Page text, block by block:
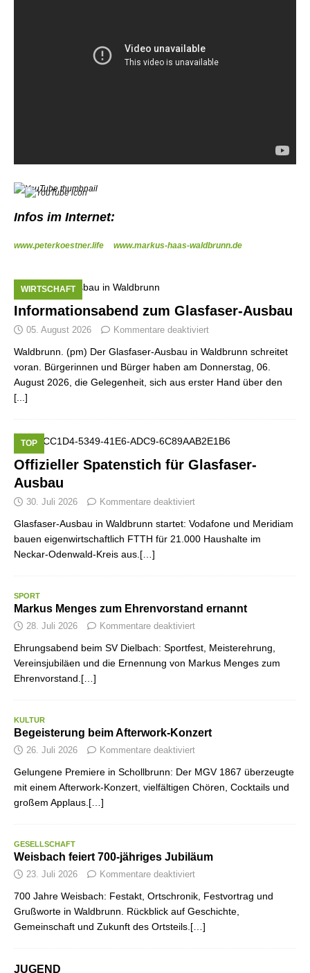
Infos im Internet:
www.peterkoestner.life www.markus-haas-waldbrunn.de
Informationsabend zum Glasfaser-Ausbau
WIRTSCHAFT
05. August 2026 Kommentare deaktiviert
Waldbrunn. (pm) Der Glasfaser-Ausbau in Waldbrunn schreitet
voran. Bürgerinnen und Bürger haben am Donnerstag, 06.
August 2026, die Gelegenheit, sich aus erster Hand über den
[...]
Offizieller Spatenstich für Glasfaser-
Ausbau
TOP
30. Juli 2026 Kommentare deaktiviert
Glasfaser-Ausbau in Waldbrunn startet: Vodafone und Meridiam
bauen eigenwirtschaftlich FTTH für 21.000 Haushalte im
Neckar-Odenwald-Kreis aus.[…]
SPORT
Markus Menges zum Ehrenvorstand ernannt
28. Juli 2026 Kommentare deaktiviert
Ehrungsabend beim SV Dielbach: Sportfest, Meisterehrung,
Vereinsjubiläen und die Ernennung von Markus Menges zum
Ehrenvorstand.[…]
KULTUR
Begeisterung beim Afterwork-Konzert
26. Juli 2026 Kommentare deaktiviert
Gelungene Premiere in Schollbrunn: Der MGV 1867 überzeugte
mit einem Afterwork-Konzert, vielfältigen Chören, Cocktails und
großem Applaus.[…]
GESELLSCHAFT
Weisbach feiert 700-jähriges Jubiläum
23. Juli 2026 Kommentare deaktiviert
700 Jahre Weisbach: Festakt, Ortschronik, Festvortrag und
Grußworte in Waldbrunn. Rückblick auf Geschichte,
Gemeinschaft und Zukunft des Ortsteils.[…]
JUGEND